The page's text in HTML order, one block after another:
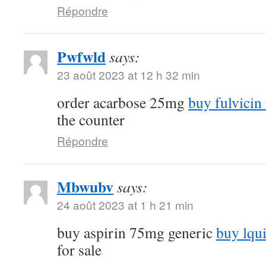
Répondre
Pwfwldsays:
23 août 2023 at 12 h 32 min
order acarbose 25mg buy fulvicin
the counter
Répondre
Mbwubvsays:
24 août 2023 at 1 h 21 min
buy aspirin 75mg genericbuy
for sale